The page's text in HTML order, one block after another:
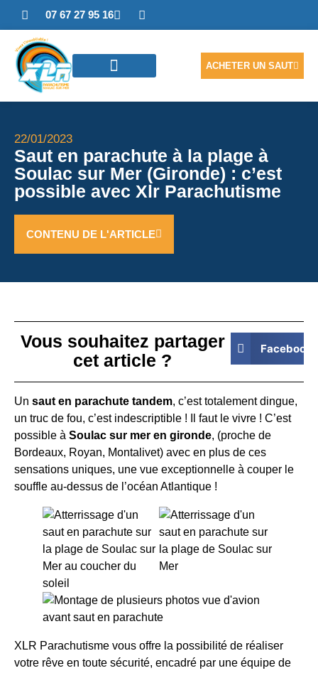
07 67 27 95 16
ACHETER UN SAUT
22/01/2023
Saut en parachute à la plage à
Soulac sur Mer (Gironde) : c’est
possible avec Xlr Parachutisme
CONTENU DE L'ARTICLE
Vous souhaitez partager
cet article ?
Facebook
Un saut en parachute tandem, c’est totalement dingue,
un truc de fou, c’est indescriptible ! Il faut le vivre ! C’est
possible à Soulac sur mer en gironde, (proche de
Bordeaux, Royan, Montalivet) avec en plus de ces
sensations uniques, une vue exceptionnelle à couper le
souffle au-dessus de l’océan Atlantique !
XLR Parachutisme vous offre la possibilité de réaliser
votre rêve en toute sécurité, encadré par une équipe de